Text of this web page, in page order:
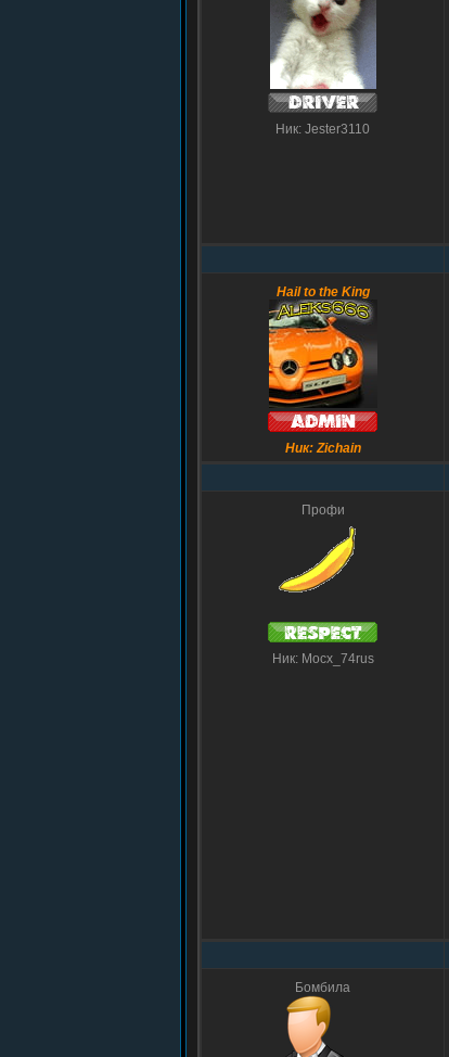
Ник: Jester3110
Hail to the King
Ник: Zichain
Профи
Ник: Mocx_74rus
Бомбила